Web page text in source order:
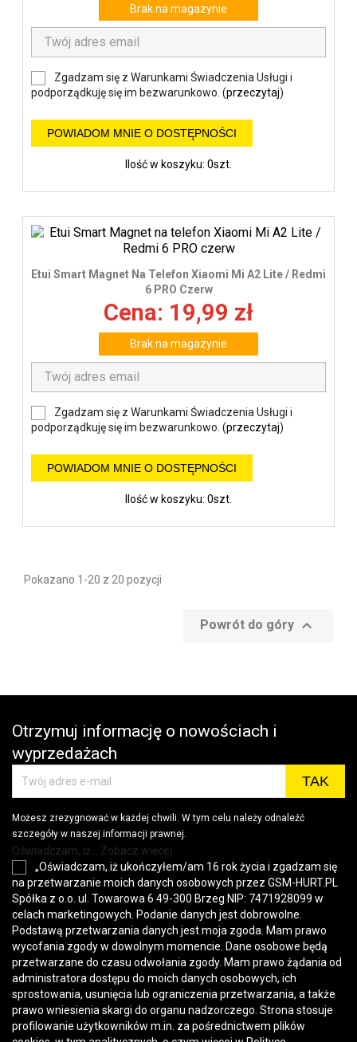
Brak na magazynie
Zgadzam się z Warunkami Świadczenia Usługi i
podporządkuję się im bezwarunkowo. (przeczytaj)
POWIADOM MNIE O DOSTĘPNOŚCI
Ilość w koszyku: 0szt.
Etui Smart Magnet Na Telefon Xiaomi Mi A2 Lite / Redmi
6 PRO Czerw
Cena: 19,99 zł
Brak na magazynie
Zgadzam się z Warunkami Świadczenia Usługi i
podporządkuję się im bezwarunkowo. (przeczytaj)
POWIADOM MNIE O DOSTĘPNOŚCI
Ilość w koszyku: 0szt.
Pokazano 1-20 z 20 pozycji
Powrót do góry 
Otrzymuj informację o nowościach i
wyprzedażach
Możesz zrezygnować w każdej chwili. W tym celu należy odnaleźć
szczegóły w naszej informacji prawnej.
Oświadczam, iż... Zobacz więcej
„Oświadczam, iż ukończyłem/am 16 rok życia i zgadzam się
na przetwarzanie moich danych osobowych przez GSM-HURT.PL
Spółka z o.o. ul. Towarowa 6 49-300 Brzeg NIP: 7471928099 w
celach marketingowych. Podanie danych jest dobrowolne.
Podstawą przetwarzania danych jest moja zgoda. Mam prawo
wycofania zgody w dowolnym momencie. Dane osobowe będą
przetwarzane do czasu odwołania zgody. Mam prawo żądania od
administratora dostępu do moich danych osobowych, ich
sprostowania, usunięcia lub ograniczenia przetwarzania, a także
prawo wniesienia skargi do organu nadzorczego. Strona stosuje
profilowanie użytkowników m.in. za pośrednictwem plików